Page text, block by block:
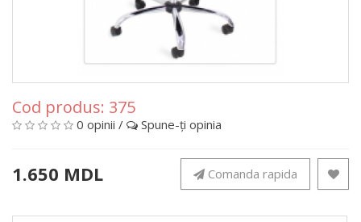
Cod produs: 375
0 opinii / Spune-ţi opinia
1.650 MDL Comanda rapida